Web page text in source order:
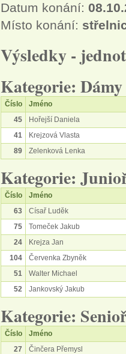
Datum konání:
Místo konání:
Výsledky -
Kategorie: Dámy
Číslo
Jméno
45
Hořejší Daniela
41
Krejzová Vlasta
89
Zelenková Lenka
Kategorie:
Číslo
Jméno
63
Císař Luděk
75
Tomeček Jakub
24
Krejza Jan
104
Červenka Zbyněk
51
Walter Michael
52
Jankovský Jakub
Kategorie:
Číslo
Jméno
27
Činčera Přemysl